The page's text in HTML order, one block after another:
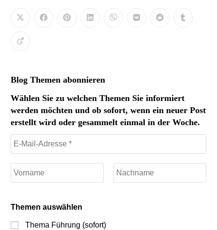
Blog Themen abonnieren
Wählen Sie zu welchen Themen Sie informiert
werden möchten und ob sofort, wenn ein neuer Post
erstellt wird oder gesammelt einmal in der Woche.
Themen auswählen
Thema Führung (sofort)